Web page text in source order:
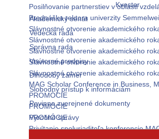
Kvestor
Akademický senát
Vedecká rada
Správna rada
Vnútorné predpisy
Dlhodobý zámer
Slobodný prístup k informáciám
Povinne zverejnené dokumenty
Výročné správy
Metodika
Posilňovanie partnerstiev v oblasti
Prednáška rektora univerzity
Slávnostné otvorenie akademického
Slávnostné otvorenie akademického
Slávnostné otvorenie akademického
Slávnostné otvorenie akademického
Slávnostné otvorenie akademického
MAG Scholar Conference in Business,
PROMÓCIE
PROMÓCIE
PROMÓCIE
Privítanie spoluriaditeľa konferencie